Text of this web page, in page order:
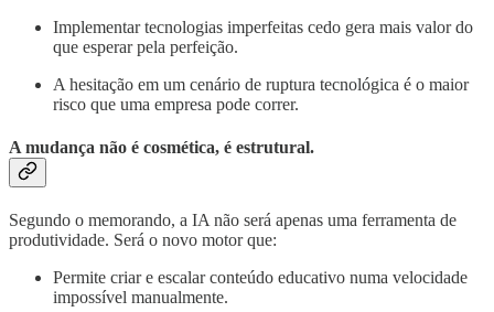
Implementar tecnologias imperfeitas cedo gera mais valor do
que esperar pela perfeição.
A hesitação em um cenário de ruptura tecnológica é o maior
risco que uma empresa pode correr.
A mudança não é cosmética, é estrutural.
Segundo o memorando, a IA não será apenas uma ferramenta de
produtividade. Será o novo motor que:
Permite criar e escalar conteúdo educativo numa velocidade
impossível manualmente.